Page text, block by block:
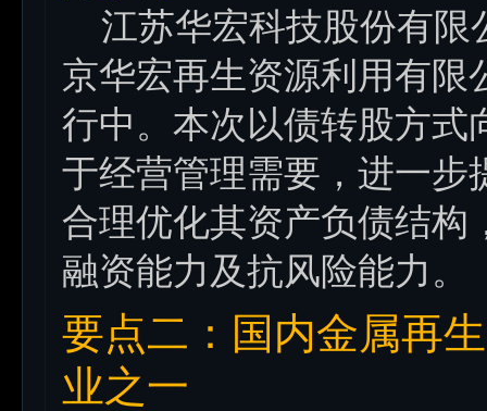
江苏华宏科技股份有限
京华宏再生资源利用有限
行中。本次以债转股方式
于经营管理需要，进一步
合理优化其资产负债结构
融资能力及抗风险能力。
要点二：国内金属再
业之一